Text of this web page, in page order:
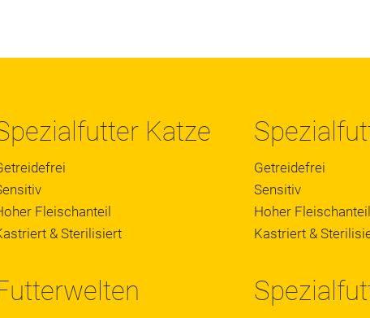
Katze
Fleischanteil
& Sterilisiert
Getreidefrei
Sensitiv
Hoher Fleischanteil
Kastriert &